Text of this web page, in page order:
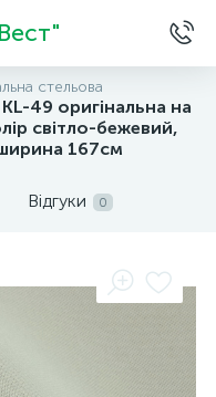
стельова
49 оригінальна на
світло-бежевий,
167см
Відгуки 0